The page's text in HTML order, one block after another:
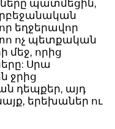
պատմեցին,
եղջերավոր
ոչ պետքական
մեջ, որից
Սրա
ջրից
դեպքեր, այդ
երեխաներ ու